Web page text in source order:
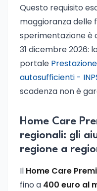
Questo requisito
maggioranza delle
sperimentazione è
31 dicembre 2026:
portale
autosufficienti -
scadenza non è
Home Care
regionali: gli
regione a
Il Home Care
fino a 400 euro al